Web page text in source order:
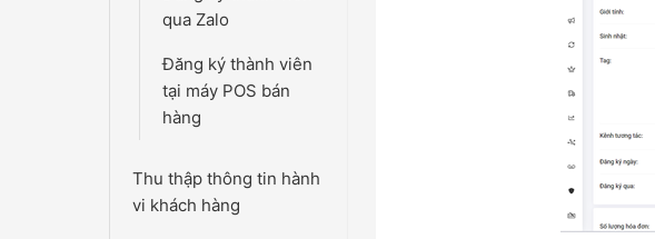
qua Zalo
Đăng ký thành viên
tại máy POS bán
hàng
Thu thập thông tin hành
vi khách hàng